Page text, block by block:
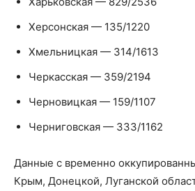
Херсонская — 135/1220
Хмельницкая — 314/1613
Черкасская — 359/2194
Черновицкая — 159/1107
Черниговская — 333/1162
Данные с временно
Крым, Донецкой, Луганской